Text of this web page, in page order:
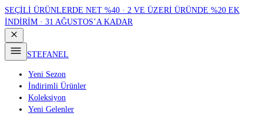
SEÇİLİ ÜRÜNLERDE NET %40 · 2 VE ÜZERİ ÜRÜNDE %20 EK
İNDİRİM · 31 AĞUSTOS’A KADAR
STEFANEL
Yeni Sezon
İndirimli Ürünler
Koleksiyon
Yeni Gelenler